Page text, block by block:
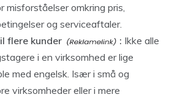
misforståelser omkring pris,
og serviceaftaler.
flere kunder
: Ikke alle
i en virksomhed er lige
med engelsk. Især i små og
virksomheder eller i mere